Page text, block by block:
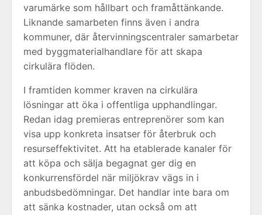
varumärke som hållbart och framåttänkande.
Liknande samarbeten finns även i andra
kommuner, där återvinningscentraler samarbetar
med byggmaterialhandlare för att skapa
cirkulära flöden.
I framtiden kommer kraven na cirkulära
lösningar att öka i offentliga upphandlingar.
Redan idag premieras entreprenörer som kan
visa upp konkreta insatser för återbruk och
resurseffektivitet. Att ha etablerade kanaler för
att köpa och sälja begagnat ger dig en
konkurrensfördel när miljökrav vägs in i
anbudsbedömningar. Det handlar inte bara om
att sänka kostnader, utan också om att